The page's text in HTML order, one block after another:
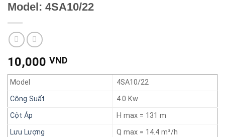
Model: 4SA10/22
10,000 VND
Model
4SA10/22
Công Suất
4.0 Kw
Cột Áp
H max = 131 m
Lưu Lượng
Q max = 14.4 m³/h